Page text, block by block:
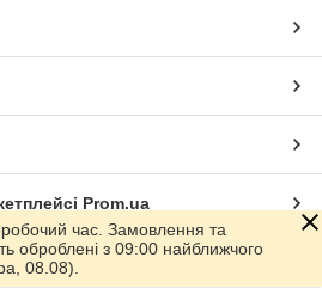
Prom.ua
час. Замовлення та
оброблені з 09:00 найближчого
08.08).